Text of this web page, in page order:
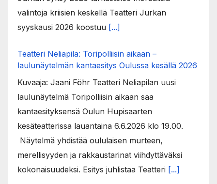
valintoja kriisien keskellä Teatteri Jurkan
syyskausi 2026 koostuu [...]
Teatteri Neliapila: Toripolliisin aikaan –
laulunäytelmän kantaesitys Oulussa kesällä 2026
Kuvaaja: Jaani Föhr Teatteri Neliapilan uusi
laulunäytelmä Toripolliisin aikaan saa
kantaesityksensä Oulun Hupisaarten
kesäteatterissa lauantaina 6.6.2026 klo 19.00.
Näytelmä yhdistää oululaisen murteen,
merellisyyden ja rakkaustarinat viihdyttäväksi
kokonaisuudeksi. Esitys juhlistaa Teatteri [...]